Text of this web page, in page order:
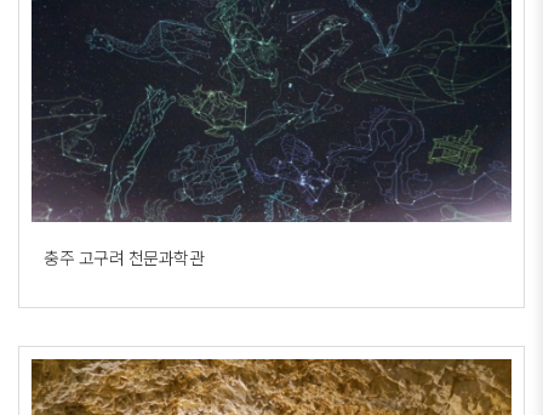
충주 고구려 천문과학관